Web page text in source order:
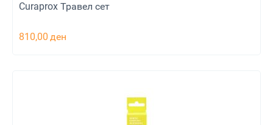
Curaprox Травел сет
810,00 ден